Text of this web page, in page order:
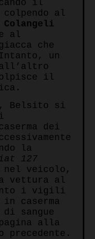
il
al
Colangeli
al
che
un
il
Belsito si
dei
la
127
nel veicolo,
vettura al
i vigili
caserma
sangue
alla
precedente.